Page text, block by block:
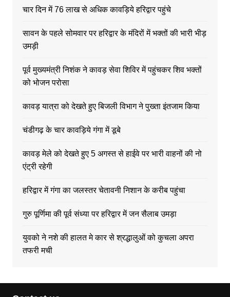
चार दिन में 76 लाख से अधिक कावड़िये हरिद्वार पहुंचे
सावन के पहले सोमवार पर हरिद्वार के मंदिरों में भक्तों की भारी भीड़
उमड़ी
पूर्व मुख्यमंत्री निशंक ने कावड़ सेवा शिविर में पहुंचकर शिव भक्तों
को भोजन परोसा
कावड़ यात्रा को देखते हुए बिजली विभाग ने पुख्ता इंतजाम किया
चंडीगढ़ के चार कावड़िये गंगा में डूबे
कावड़ मेले को देखते हुए 5 अगस्त से हाईवे पर भारी वाहनों की नो
एंट्री रहेगी
हरिद्वार में गंगा का जलस्तर चेतावनी निशान के करीब पहुंचा
गुरु पूर्णिमा की पूर्व संध्या पर हरिद्वार में जन सैलाब उमड़ा
युवको ने नशे की हालत मे कार से श्रद्धालुओं को कुचला अपरा
तफरी मची